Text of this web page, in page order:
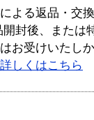
よる返品・交
開封後、または
お受けいたし
しくはこちら